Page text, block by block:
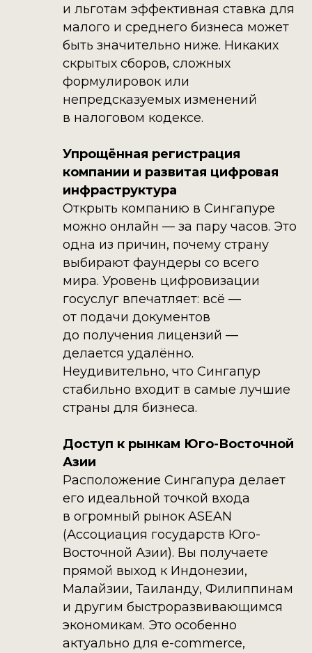
и льготам эффективная ставка для
малого и среднего бизнеса может
быть значительно ниже. Никаких
скрытых сборов, сложных
формулировок или
непредсказуемых изменений
в налоговом кодексе.
Упрощённая регистрация
компании и развитая цифровая
инфраструктура
Открыть компанию в Сингапуре
можно онлайн — за пару часов. Это
одна из причин, почему страну
выбирают фаундеры со всего
мира. Уровень цифровизации
госуслуг впечатляет: всё —
от подачи документов
до получения лицензий —
делается удалённо.
Неудивительно, что Сингапур
стабильно входит в самые лучшие
страны для бизнеса.
Доступ к рынкам Юго-Восточной
Азии
Расположение Сингапура делает
его идеальной точкой входа
в огромный рынок ASEAN
(Ассоциация государств Юго-
Восточной Азии). Вы получаете
прямой выход к Индонезии,
Малайзии, Таиланду, Филиппинам
и другим быстроразвивающимся
экономикам. Это особенно
актуально для e-commerce,